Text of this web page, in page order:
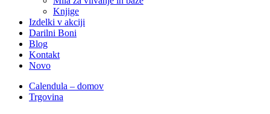
Knjige
Izdelki v akciji
Darilni Boni
Blog
Kontakt
Novo
Calendula – domov
Trgovina